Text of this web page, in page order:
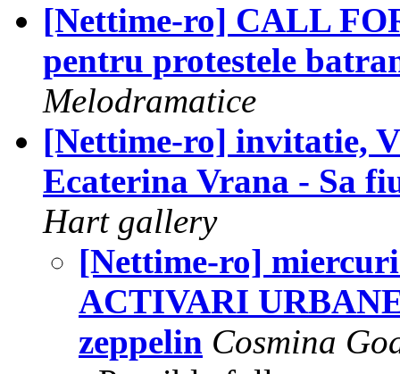
[Nettime-ro] CALL
pentru protestele
Melodramatice
[Nettime-ro] invitatie,
Ecaterina Vrana - Sa
Hart gallery
[Nettime-ro]
ACTIVARI
zeppelin Cosmina